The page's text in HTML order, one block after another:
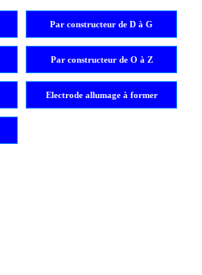
Par constructeur de D à G
Par constructeur de O à Z
Electrode allumage à former